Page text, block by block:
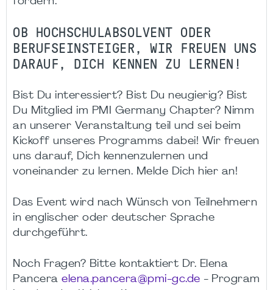
OB HOCHSCHULABSOLVENT ODER
BERUFSEINSTEIGER, WIR FREUEN UNS
DARAUF, DICH KENNEN ZU LERNEN!
Bist Du interessiert? Bist Du neugierig? Bist
Du Mitglied im PMI Germany Chapter? Nimm
an unserer Veranstaltung teil und sei beim
Kickoff unseres Programms dabei! Wir freuen
uns darauf, Dich kennenzulernen und
voneinander zu lernen. Melde Dich hier an!
Das Event wird nach Wünsch von Teilnehmern
in englischer oder deutscher Sprache
durchgeführt.
Noch Fragen? Bitte kontaktiert Dr. Elena
Pancera elena.pancera@pmi-gc.de - Program